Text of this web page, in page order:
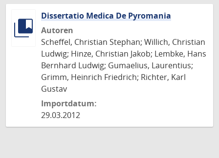
Dissertatio Medica De Pyromania
Autoren
Scheffel, Christian Stephan; Willich, Christian
Ludwig; Hinze, Christian Jakob; Lembke, Hans
Bernhard Ludwig; Gumaelius, Laurentius;
Grimm, Heinrich Friedrich; Richter, Karl
Gustav
Importdatum:
29.03.2012